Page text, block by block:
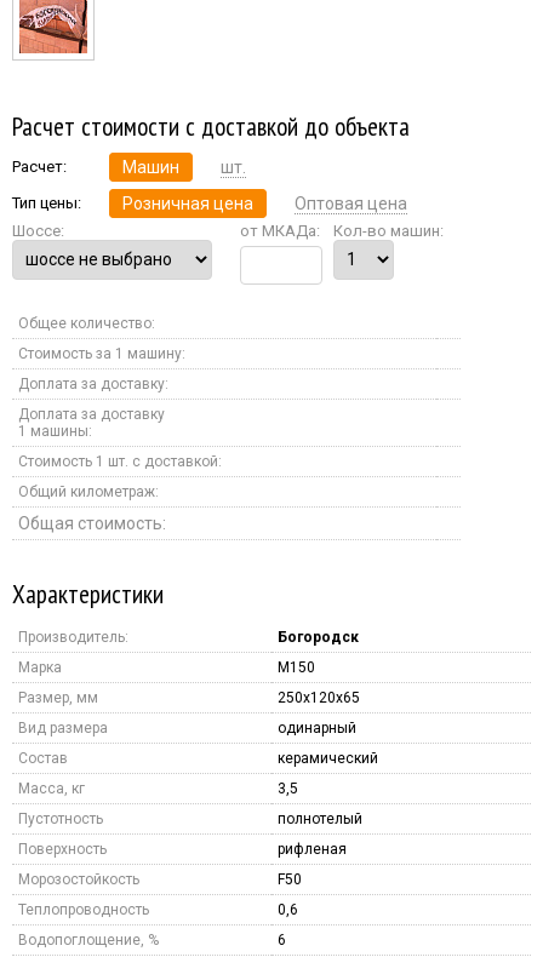
Расчет стоимости с доставкой до объекта
Расчет: Машин шт.
Тип цены: Розничная цена Оптовая цена
Шоссе: от МКАДа: Кол-во машин:
Общее количество:
Стоимость за 1 машину:
Доплата за доставку:
Доплата за доставку
1 машины:
Стоимость 1 шт. с доставкой:
Общий километраж:
Общая стоимость:
Характеристики
Производитель:
Богородск
Марка
M150
Размер, мм
250x120x65
Вид размера
одинарный
Состав
керамический
Масса, кг
3,5
Пустотность
полнотелый
Поверхность
рифленая
Морозостойкость
F50
Теплопроводность
0,6
Водопоглощение, %
6